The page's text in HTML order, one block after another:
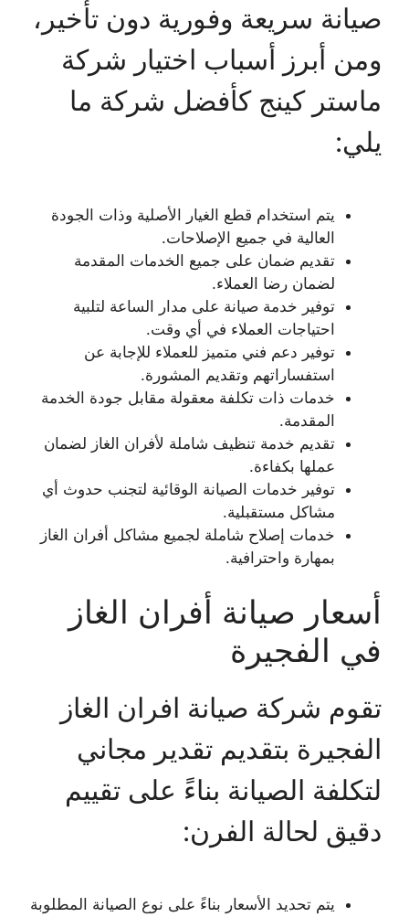
صيانة سريعة وفورية دون تأخير،
ومن أبرز أسباب اختيار شركة
ماستر كينج كأفضل شركة ما
يلي:
يتم استخدام قطع الغيار الأصلية وذات الجودة
العالية في جميع الإصلاحات.
تقديم ضمان على جميع الخدمات المقدمة
لضمان رضا العملاء.
توفير خدمة صيانة على مدار الساعة لتلبية
احتياجات العملاء في أي وقت.
توفير دعم فني متميز للعملاء للإجابة عن
استفساراتهم وتقديم المشورة.
خدمات ذات تكلفة معقولة مقابل جودة الخدمة
المقدمة.
تقديم خدمة تنظيف شاملة لأفران الغاز لضمان
عملها بكفاءة.
توفير خدمات الصيانة الوقائية لتجنب حدوث أي
مشاكل مستقبلية.
خدمات إصلاح شاملة لجميع مشاكل أفران الغاز
بمهارة واحترافية.
أسعار صيانة أفران الغاز
في الفجيرة
تقوم شركة صيانة افران الغاز
الفجيرة بتقديم تقدير مجاني
لتكلفة الصيانة بناءً على تقييم
دقيق لحالة الفرن:
يتم تحديد الأسعار بناءً على نوع الصيانة المطلوبة